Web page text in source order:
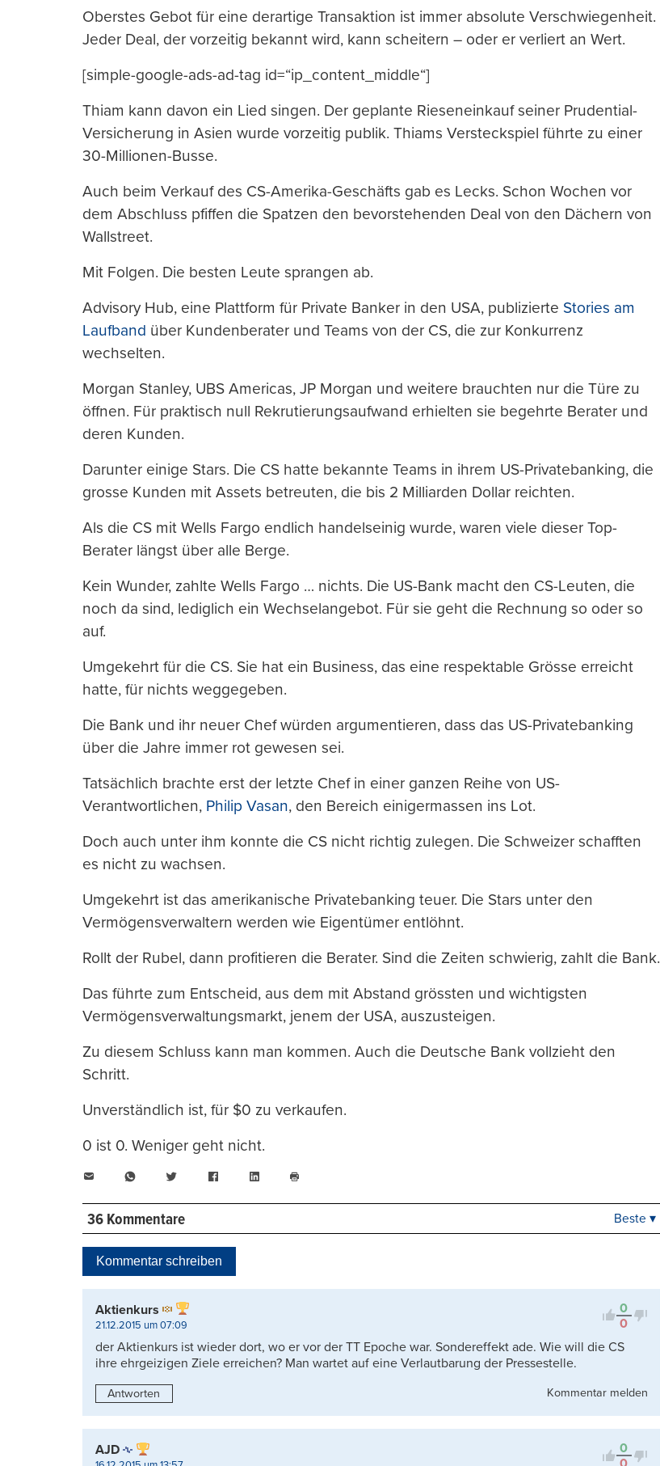
Oberstes Gebot für eine derartige Transaktion ist immer absolute Verschwiegenheit.
Jeder Deal, der vorzeitig bekannt wird, kann scheitern – oder er verliert an Wert.
[simple-google-ads-ad-tag id=“ip_content_middle“]
Thiam kann davon ein Lied singen. Der geplante Rieseneinkauf seiner Prudential-
Versicherung in Asien wurde vorzeitig publik. Thiams Versteckspiel führte zu einer
30-Millionen-Busse.
Auch beim Verkauf des CS-Amerika-Geschäfts gab es Lecks. Schon Wochen vor
dem Abschluss pfiffen die Spatzen den bevorstehenden Deal von den Dächern von
Wallstreet.
Mit Folgen. Die besten Leute sprangen ab.
Advisory Hub, eine Plattform für Private Banker in den USA, publizierte Stories am
Laufband über Kundenberater und Teams von der CS, die zur Konkurrenz
wechselten.
Morgan Stanley, UBS Americas, JP Morgan und weitere brauchten nur die Türe zu
öffnen. Für praktisch null Rekrutierungsaufwand erhielten sie begehrte Berater und
deren Kunden.
Darunter einige Stars. Die CS hatte bekannte Teams in ihrem US-Privatebanking, die
grosse Kunden mit Assets betreuten, die bis 2 Milliarden Dollar reichten.
Als die CS mit Wells Fargo endlich handelseinig wurde, waren viele dieser Top-
Berater längst über alle Berge.
Kein Wunder, zahlte Wells Fargo … nichts. Die US-Bank macht den CS-Leuten, die
noch da sind, lediglich ein Wechselangebot. Für sie geht die Rechnung so oder so
auf.
Umgekehrt für die CS. Sie hat ein Business, das eine respektable Grösse erreicht
hatte, für nichts weggegeben.
Die Bank und ihr neuer Chef würden argumentieren, dass das US-Privatebanking
über die Jahre immer rot gewesen sei.
Tatsächlich brachte erst der letzte Chef in einer ganzen Reihe von US-
Verantwortlichen, Philip Vasan, den Bereich einigermassen ins Lot.
Doch auch unter ihm konnte die CS nicht richtig zulegen. Die Schweizer schafften
es nicht zu wachsen.
Umgekehrt ist das amerikanische Privatebanking teuer. Die Stars unter den
Vermögensverwaltern werden wie Eigentümer entlöhnt.
Rollt der Rubel, dann profitieren die Berater. Sind die Zeiten schwierig, zahlt die Bank.
Das führte zum Entscheid, aus dem mit Abstand grössten und wichtigsten
Vermögensverwaltungsmarkt, jenem der USA, auszusteigen.
Zu diesem Schluss kann man kommen. Auch die Deutsche Bank vollzieht den
Schritt.
Unverständlich ist, für $0 zu verkaufen.
0 ist 0. Weniger geht nicht.
WhatsAppTwitter FacebookLinkedIn
drucken
36 Kommentare
Kontrovers
Beste ▾
Kommentar schreiben
0
0
Aktienkurs
21.12.2015 um 07:09
der Aktienkurs ist wieder dort, wo er vor der TT Epoche war. Sondereffekt ade. Wie will die CS
ihre ehrgeizigen Ziele erreichen? Man wartet auf eine Verlautbarung der Pressestelle.
Antworten Kommentar melden
0
AJD